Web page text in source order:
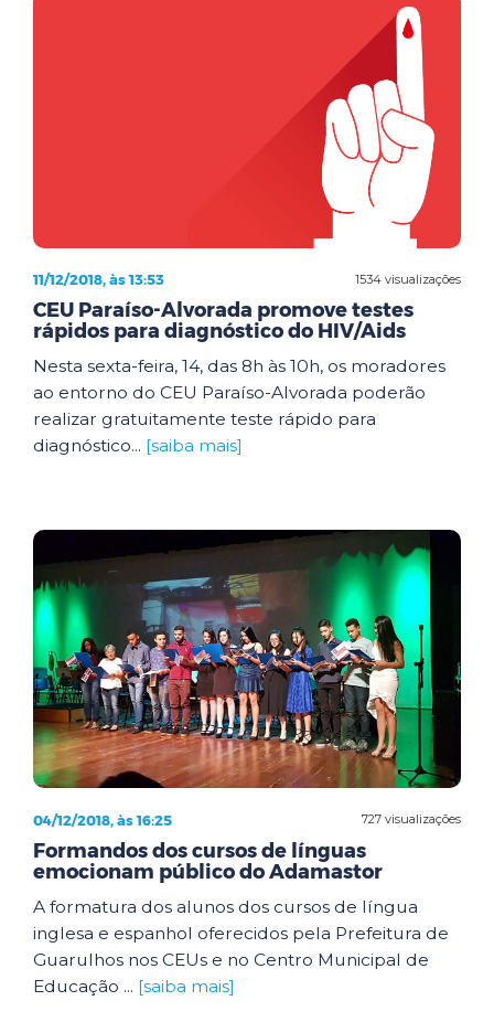
1534 visualizações
11/12/2018, às 13:53
CEU Paraíso-Alvorada promove testes
rápidos para diagnóstico do HIV/Aids
Nesta sexta-feira, 14, das 8h às 10h, os moradores
ao entorno do CEU Paraíso-Alvorada poderão
realizar gratuitamente teste rápido para
diagnóstico... [saiba mais]
727 visualizações
04/12/2018, às 16:25
Formandos dos cursos de línguas
emocionam público do Adamastor
A formatura dos alunos dos cursos de língua
inglesa e espanhol oferecidos pela Prefeitura de
Guarulhos nos CEUs e no Centro Municipal de
Educação ... [saiba mais]